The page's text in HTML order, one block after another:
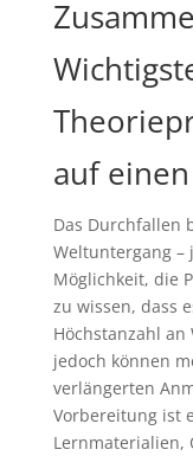
auf
Das Durchfallen
Weltuntergang –
Möglichkeit, die
zu wissen, dass
Höchstanzahl
jedoch können
verlängerten
Vorbereitung ist
Lernmaterialien,